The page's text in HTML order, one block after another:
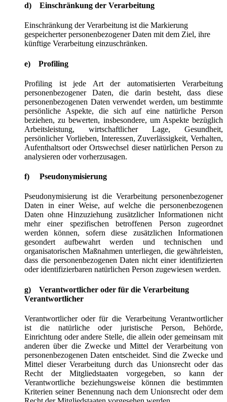
d) Einschränkung der Verarbeitung
Einschränkung der Verarbeitung ist die Markierung
gespeicherter personenbezogener Daten mit dem Ziel, ihre
künftige Verarbeitung einzuschränken.
e) Profiling
Profiling ist jede Art der automatisierten Verarbeitung
personenbezogener Daten, die darin besteht, dass diese
personenbezogenen Daten verwendet werden, um bestimmte
persönliche Aspekte, die sich auf eine natürliche Person
beziehen, zu bewerten, insbesondere, um Aspekte bezüglich
Arbeitsleistung, wirtschaftlicher Lage, Gesundheit,
persönlicher Vorlieben, Interessen, Zuverlässigkeit, Verhalten,
Aufenthaltsort oder Ortswechsel dieser natürlichen Person zu
analysieren oder vorherzusagen.
f) Pseudonymisierung
Pseudonymisierung ist die Verarbeitung personenbezogener
Daten in einer Weise, auf welche die personenbezogenen
Daten ohne Hinzuziehung zusätzlicher Informationen nicht
mehr einer spezifischen betroffenen Person zugeordnet
werden können, sofern diese zusätzlichen Informationen
gesondert aufbewahrt werden und technischen und
organisatorischen Maßnahmen unterliegen, die gewährleisten,
dass die personenbezogenen Daten nicht einer identifizierten
oder identifizierbaren natürlichen Person zugewiesen werden.
g) Verantwortlicher oder für die Verarbeitung
Verantwortlicher
Verantwortlicher oder für die Verarbeitung Verantwortlicher
ist die natürliche oder juristische Person, Behörde,
Einrichtung oder andere Stelle, die allein oder gemeinsam mit
anderen über die Zwecke und Mittel der Verarbeitung von
personenbezogenen Daten entscheidet. Sind die Zwecke und
Mittel dieser Verarbeitung durch das Unionsrecht oder das
Recht der Mitgliedstaaten vorgegeben, so kann der
Verantwortliche beziehungsweise können die bestimmten
Kriterien seiner Benennung nach dem Unionsrecht oder dem